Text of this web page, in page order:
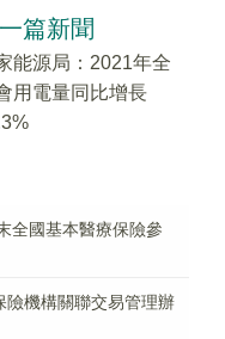
篇新聞
能源局：2021年全
用電量同比增長
全國基本醫療保險參
險機構關聯交易管理辦